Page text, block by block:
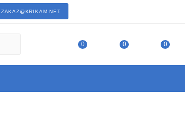
ZAKAZ@KRIKAM.NET
0 0 0